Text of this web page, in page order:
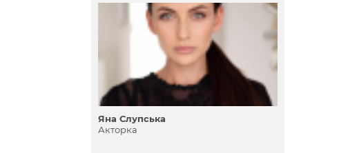
Яна Слупська
Акторка